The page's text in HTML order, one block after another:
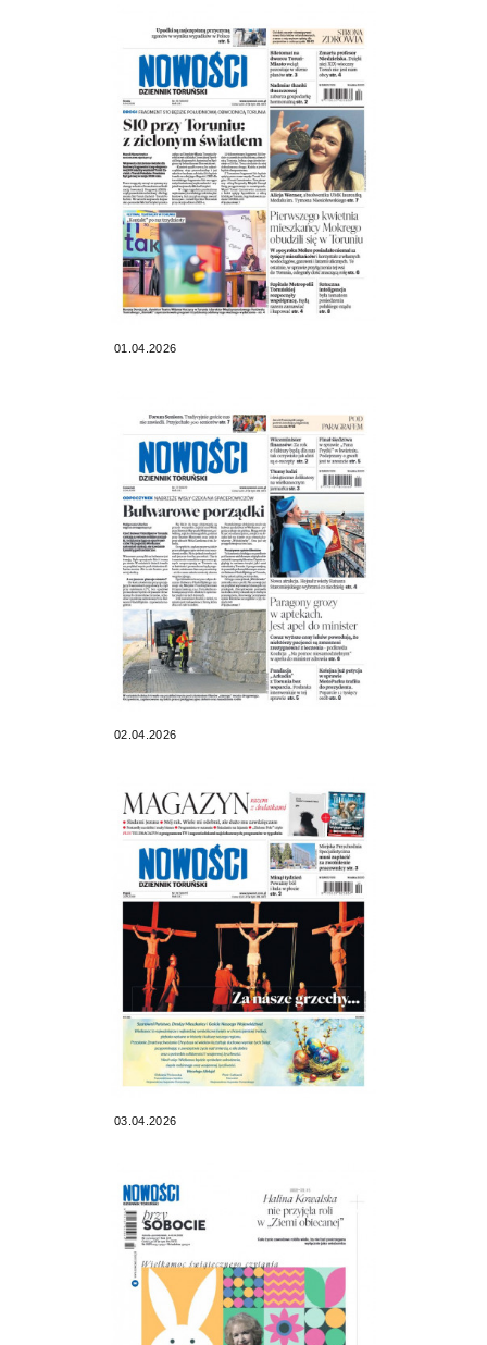
01.04.2026
02.04.2026
03.04.2026